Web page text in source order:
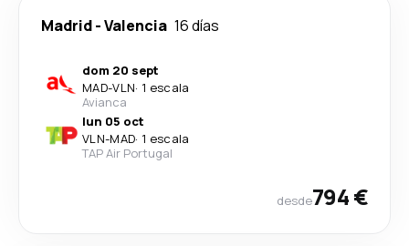
Madrid-Valencia 16 días
dom 20 sept
MAD-VLN· 1 escala
Avianca
lun 05 oct
VLN-MAD· 1 escala
TAP Air Portugal
desde794 €